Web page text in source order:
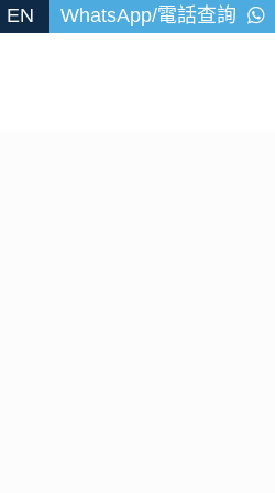
EN WhatsApp/電話查詢